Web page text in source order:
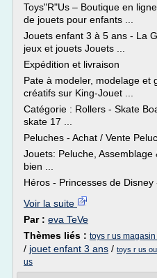
Toys"R"Us – Boutique en
de jouets pour enfants ...
Jouets enfant 3 à 5 ans - La
jeux et jouets Jouets ...
Expédition et livraison
Pate à modeler, modelage et
créatifs sur King-Jouet ...
Catégorie : Rollers - Skate
skate 17 ...
Peluches - Achat / Vente
Jouets: Peluche,
bien ...
Héros - Princesses de Disney
Voir la suite
Par : eva TeVe
Thèmes liés : toys r us
/ jouet enfant 3 ans / toys r us
us